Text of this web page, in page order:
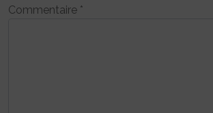
Commentaire *